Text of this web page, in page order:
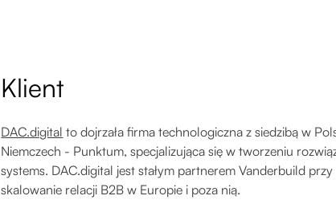
Klient
DAC.digital to dojrzała firma technologiczna z siedzibą w
Niemczech - Punktum, specjalizująca się w tworzeniu
systems. DAC.digital jest stałym partnerem Vanderbuild
skalowanie relacji B2B w Europie i poza nią.